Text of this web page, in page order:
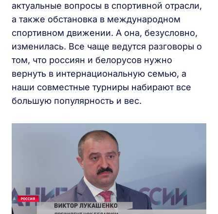
актуальные вопросы в спортивной отрасли,
а также обстановка в международном
спортивном движении. А она, безусловно,
изменилась. Все чаще ведутся разговоры о
том, что россиян и белорусов нужно
вернуть в интернациональную семью, а
наши совместные турниры набирают все
большую популярность и вес.